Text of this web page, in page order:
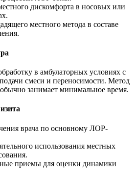
дискомфорта в носовых или
местного метода в составе
в амбулаторных условиях с
смеси и переносимости. Метод
занимает минимальное время.
врача по основному ЛОР-
использования местных
приемы для оценки динамики